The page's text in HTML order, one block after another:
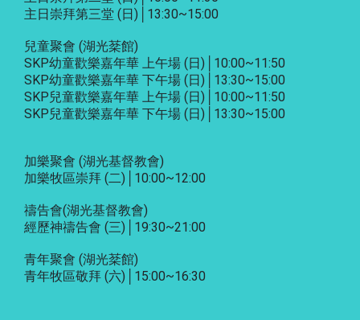
主日崇拜第三堂 (日)│13:30~15:00
兒童聚會 (湖光棻館)
SKP幼童歡樂嘉年華 上午場 (日)│10:00~11:50
SKP幼童歡樂嘉年華 下午場 (日)│13:30~15:00
SKP兒童歡樂嘉年華 上午場 (日)│10:00~11:50
SKP兒童歡樂嘉年華 下午場 (日)│13:30~15:00
加樂聚會 (湖光基督教會)
加樂牧區崇拜 (二)│10:00~12:00
禱告會(湖光基督教會)
經歷神禱告會 (三)│19:30~21:00
青年聚會 (湖光棻館)
青年牧區敬拜 (六)│15:00~16:30